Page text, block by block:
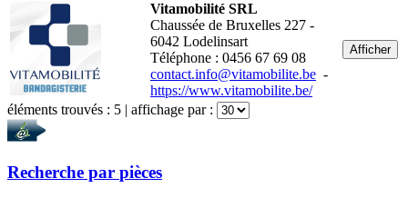
Vitamobilité SRL
Chaussée de Bruxelles 227 -
6042 Lodelinsart
Téléphone : 0456 67 69 08
contact.info@vitamobilite.be -
https://www.vitamobilite.be/
Afficher
éléments trouvés : 5 | affichage par :
Recherche par pièces